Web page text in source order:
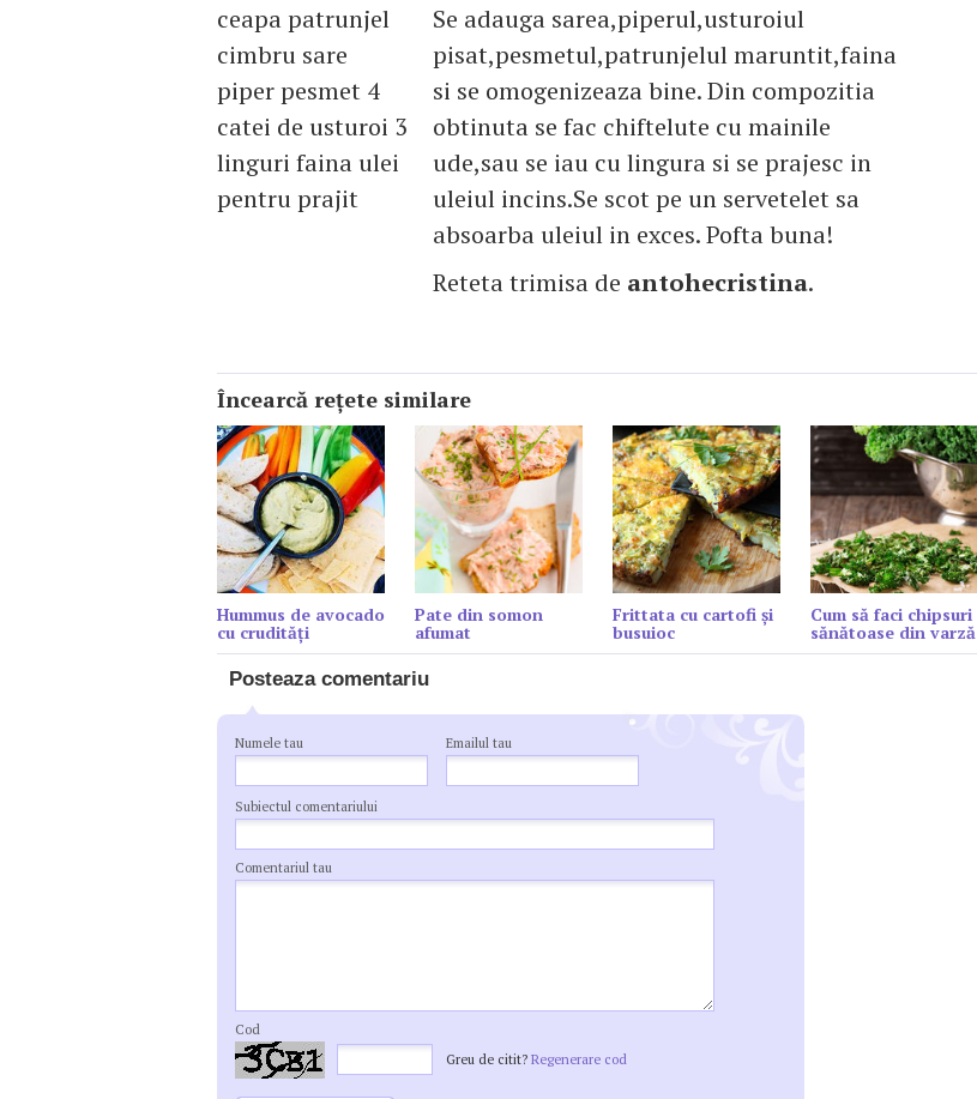
ceapa patrunjel
cimbru sare
piper pesmet 4
catei de usturoi 3
linguri faina ulei
pentru prajit
Se adauga sarea,piperul,usturoiul
pisat,pesmetul,patrunjelul maruntit,faina
si se omogenizeaza bine. Din compozitia
obtinuta se fac chiftelute cu mainile
ude,sau se iau cu lingura si se prajesc in
uleiul incins.Se scot pe un servetelet sa
absoarba uleiul in exces. Pofta buna!
Reteta trimisa de antohecristina.
Încearcă reţete similare
Hummus de avocado
cu crudități
Pate din somon
afumat
Frittata cu cartofi și
busuioc
Cum să faci chipsuri
sănătoase din varză
Posteaza comentariu
Numele tau Emailul tau
Subiectul comentariului
Comentariul tau
Cod
Greu de citit? Regenerare cod